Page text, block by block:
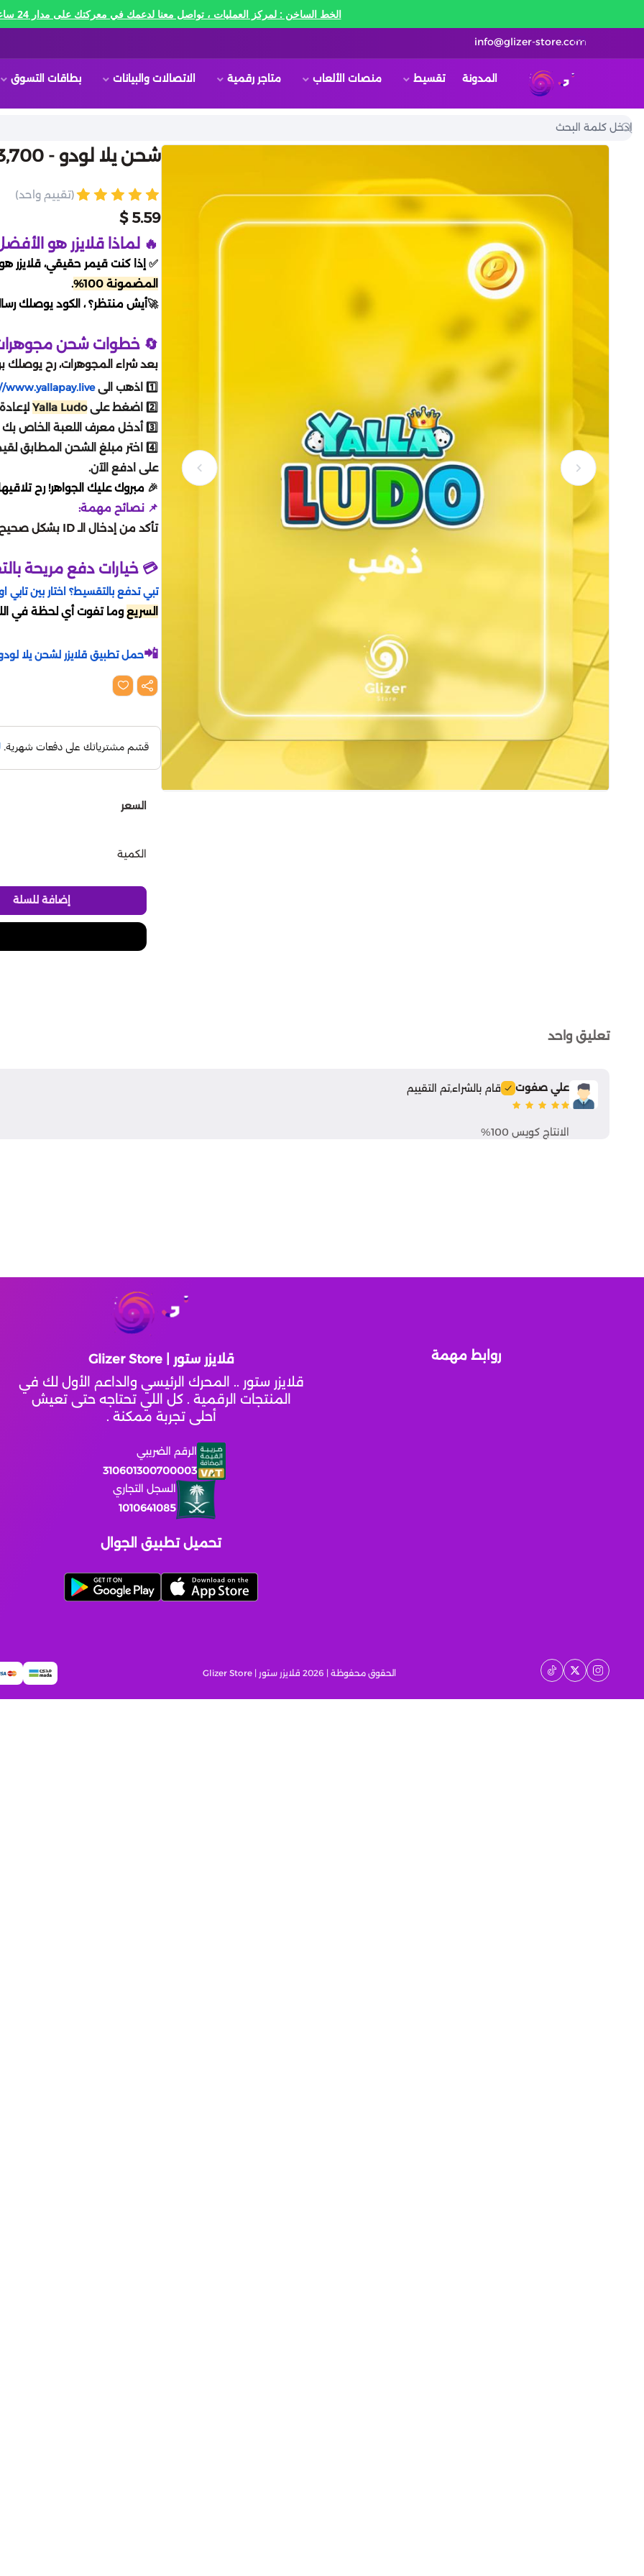
الخط الساخن : لمركز العمليات ، تواصل معنا لدعمك في معركتك على مدار 24 ساعه🔥
info@glizer-store.com
قلايزر ستور | Glizer Store
المدونة تقسيط منصات الألعاب متاجر رقمية الاتصالات والبيانات بطاقات التسوق
شحن يلا لودو - 223,700 قطعة ذهبية
(تقييم واحد)
5.59 $
🔥 لماذا قلايزر هو
✅ إذا كنت قيمر حقيقي، قلايزر
المضمونة 100%
.
🚀أيش منتظر؟ ، الكود يوصلك
🔄 خطوات شحن مجوهرات
بعد شراء المجوهرات، رح يوصلك
1️⃣ اذهب الى
www.yallapay.live
2️⃣ اضغط على Yalla Ludo
3️⃣ أدخل معرف اللعبة الخاص بك ، ثم انقر فوق بطاقة الهدايا كطريقة دفع.
4️⃣ اختر مبلغ الشحن المطابق
على ادفع الآن.
🎉 مبروك عليك الجواهر! رح
📌 نصائح مهمة:
تأكد من إدخال الـ ID بشكل صحيح لضمان الشحن السليم.
💳 خيارات دفع مريحة
تبي تدفع بالتقسيط؟ اختار بين تابي او
السريع وما تفوت أي لحظة في
📲حمل تطبيق قلايزر لشحن يلا
السعر
الكمية
إضافة للسلة
تعليق واحد
علي صفوت قام بالشراء,تم التقييم
الانتاج كويس 100%
قلايزر ستور | Glizer Store
قلايزر ستور .. المحرك الرئيسي والداعم الأول لك في
المنتجات الرقمية . كل اللي تحتاجه حتى تعيش
أحلى تجربة ممكنة .
الرقم الضريبي
310601300700003
السجل التجاري
1010641085
روابط مهمة
تحميل تطبيق الجوال
الحقوق محفوظة | 2026 قلايزر ستور | Glizer Store